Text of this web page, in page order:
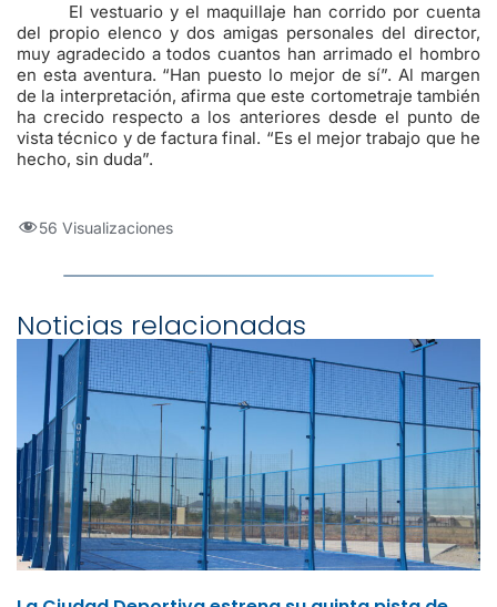
El vestuario y el maquillaje han corrido por cuenta
del propio elenco y dos amigas personales del director,
muy agradecido a todos cuantos han arrimado el hombro
en esta aventura. “Han puesto lo mejor de sí”. Al margen
de la interpretación, afirma que este cortometraje también
ha crecido respecto a los anteriores desde el punto de
vista técnico y de factura final. “Es el mejor trabajo que he
hecho, sin duda”.
56 Visualizaciones
Noticias relacionadas